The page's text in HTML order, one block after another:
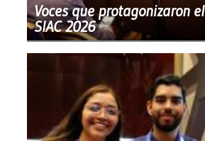
Voces que protagonizaron el
SIAC 2026